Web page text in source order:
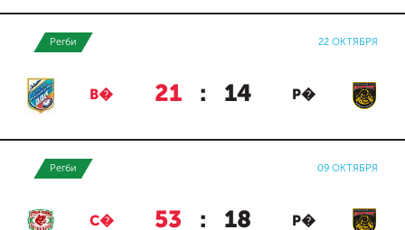
Регби 22 ОКТЯБРЯ
В� 21 : 14 Р�
Регби 09 ОКТЯБРЯ
С� 53 : 18 Р�